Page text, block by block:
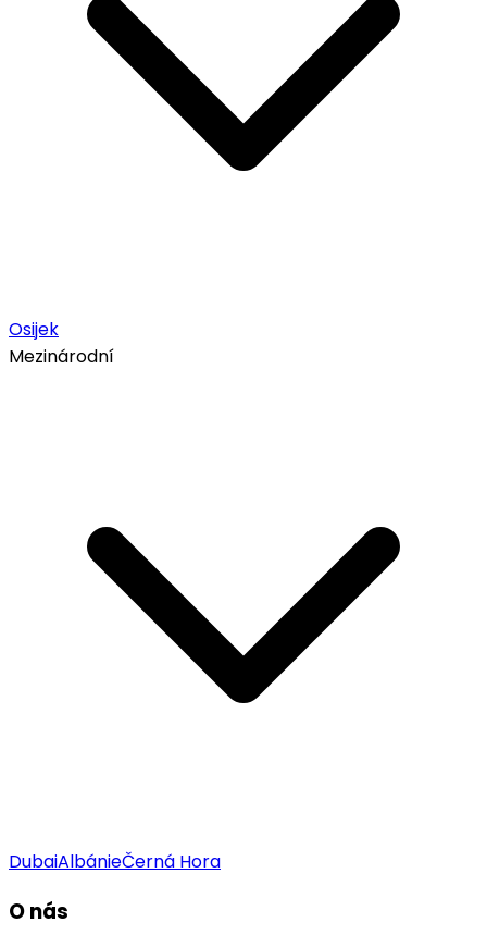
Osijek
Mezinárodní
DubaiAlbánieČerná Hora
O nás